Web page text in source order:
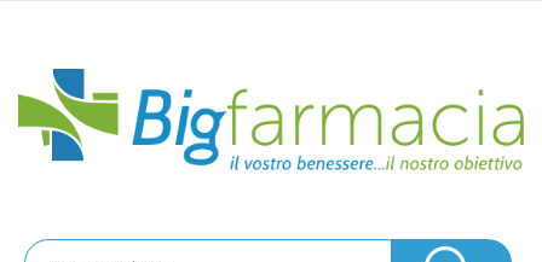
principaleBigfarmacia
Cerca